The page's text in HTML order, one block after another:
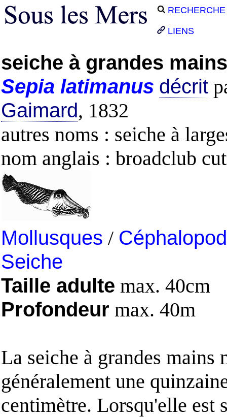
RECHERCHE
LIENS
seiche à grandes mains
Sepia latimanus décrit
Gaimard, 1832
autres noms : seiche à
nom anglais : broadclub
Mollusques /
Seiche
Taille adulte max. 40cm
Profondeur max. 40m
La seiche à grandes mains
généralement une
centimètre. Lorsqu'elle est